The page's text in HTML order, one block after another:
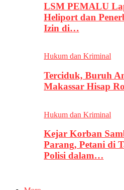
LSM PEMALU
Heliport dan
Izin di…
Hukum dan Kriminal
Terciduk, Buruh
Makassar Hisap
Hukum dan Kriminal
Kejar Korban
Parang, Petani di
Polisi dalam…